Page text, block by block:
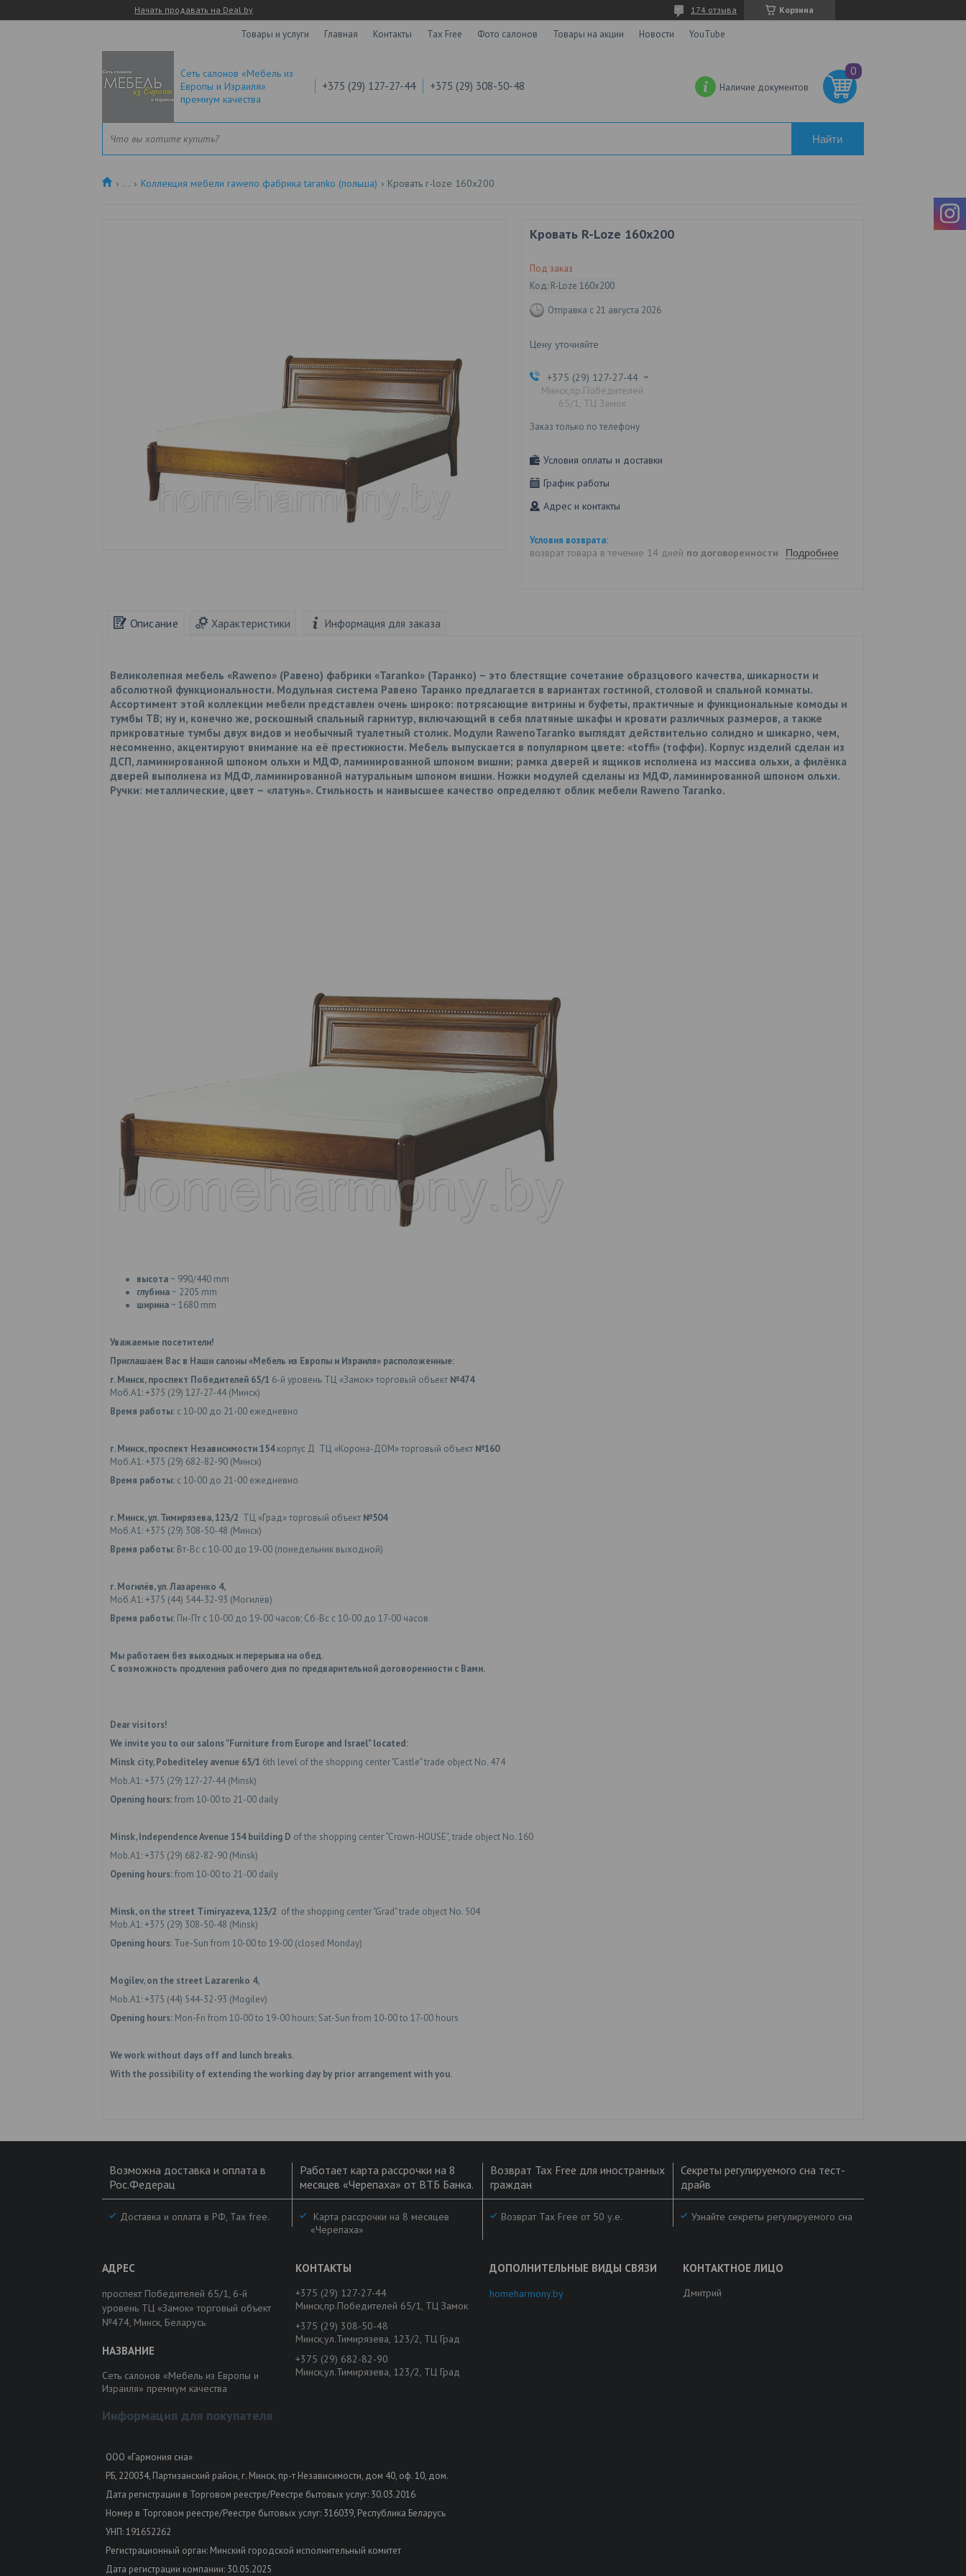
Начать продавать на Deal.by Корзина
174 отзыва
Товары и услуги Главная Контакты Tax Free Фото салонов Товары на акции Новости YouTube
Сеть салонов «Мебель из
Европы и Израиля»
премиум качества
+375 (29) 127-27-44 +375 (29) 308-50-48 Наличие документов
Найти
... Коллекция мебели raweno фабрика taranko (польша) Кровать r-loze 160x200
Кровать R-Loze 160x200
Под заказ
Код: R-Loze 160x200
Отправка с 21 августа 2026
Цену уточняйте
+375 (29) 127-27-44
Минск,пр.Победителей
65/1, ТЦ Замок
Заказ только по телефону
Условия оплаты и доставки
График работы
Адрес и контакты
возврат товара в течение 14 дней по договоренности Подробнее
Описание Характеристики Информация для заказа
Великолепная мебель «Raweno» (Равено) фабрики «Taranko» (Таранко) – это блестящие сочетание образцового качества, шикарности и
абсолютной функциональности. Модульная система Равено Таранко предлагается в вариантах гостиной, столовой и спальной комнаты.
Ассортимент этой коллекции мебели представлен очень широко: потрясающие витрины и буфеты, практичные и функциональные комоды и
тумбы ТВ; ну и, конечно же, роскошный спальный гарнитур, включающий в себя платяные шкафы и кровати различных размеров, а также
прикроватные тумбы двух видов и необычный туалетный столик. Модули RawenoTaranko выглядят действительно солидно и шикарно, чем,
несомненно, акцентируют внимание на её престижности. Мебель выпускается в популярном цвете: «toffi» (тоффи). Корпус изделий сделан из
ДСП, ламинированной шпоном ольхи и МДФ, ламинированной шпоном вишни; рамка дверей и ящиков исполнена из массива ольхи, а филёнка
дверей выполнена из МДФ, ламинированной натуральным шпоном вишни. Ножки модулей сделаны из МДФ, ламинированной шпоном ольхи.
Ручки: металлические, цвет – «латунь». Стильность и наивысшеe качество определяют облик мебели Raweno Taranko.
высота~ 990/440 mm
глубина~ 2205 mm
ширина~ 1680 mm
Уважаемые посетители!
Приглашаем Вас в Наши салоны «Мебель из Европы и Израиля» расположенные:
г. Минск, проспект Победителей 65/1 6-й уровень ТЦ «Замок» торговый объект №474
Моб.А1: +375 (29) 127-27-44 (Минск)
Время работы: с 10-00 до 21-00 ежедневно
г. Минск, проспект Независимости 154корпус Д ТЦ «Корона-ДОМ» торговый объект №160
Моб.А1: +375 (29) 682-82-90 (Минск)
Время работы: с 10-00 до 21-00 ежедневно
г. Минск, ул. Тимирязева, 123/2 ТЦ «Град» торговый объект №504
Моб.А1: +375 (29) 308-50-48 (Минск)
Время работы: Вт-Вс с 10-00 до 19-00 (понедельник выходной)
г. Могилёв, ул. Лазаренко 4,
Моб.А1: +375 (44) 544-32-93 (Могилёв)
Время работы: Пн-Пт с 10-00 до 19-00 часов; Сб-Вс с 10-00 до 17-00 часов
Мы работаем без выходных и перерыва на обед.
С возможность продления рабочего дня по предварительной договоренности с Вами.
Dear visitors!
We invite you to our salons "Furniture from Europe and Israel" located:
Minsk city, Pobediteley avenue 65/1 6th level of the shopping center "Castle" trade object No. 474
Mob.A1: +375 (29) 127-27-44 (Minsk)
Opening hours:from 10-00 to 21-00 daily
Minsk, Independence Avenue 154 building D of the shopping center “Crown-HOUSE”, trade object No. 160
Mob.A1: +375 (29) 682-82-90 (Minsk)
Opening hours:from 10-00 to 21-00 daily
Minsk,on the street Timiryazeva, 123/2 of the shopping center "Grad" trade object No. 504
Mob.A1: +375 (29) 308-50-48 (Minsk)
Opening hours: Tue-Sun from 10-00 to 19-00 (closed Monday)
Mogilev, on the street Lazarenko 4,
Mob.A1: +375 (44) 544-32-93 (Mogilev)
Opening hours: Mon-Fri from 10-00 to 19-00 hours; Sat-Sun from 10-00 to 17-00 hours
We work without days off and lunch breaks.
With the possibility of extending the working day by prior arrangement with you.
Возможна доставка и оплата в
Рос.Федерац
Доставка и оплата в РФ, Tax free.
Работает карта рассрочки на 8
месяцев «Черепаха» от ВТБ Банка.
Карта рассрочки на 8 месяцев
«Черепаха»
Возврат Tax Free для иностранных
граждан
Возврат Tax Free от 50 у.е.
Секреты регулируемого сна тест-
драйв
Узнайте секреты регулируемого сна
проспект Победителей 65/1, 6-й
уровень ТЦ «Замок» торговый объект
№474, Минск, Беларусь
Сеть салонов «Мебель из Европы и
Израиля» премиум качества
+375 (29) 127-27-44
Минск,пр.Победителей 65/1, ТЦ Замок
+375 (29) 308-50-48
Минск,ул.Тимирязева, 123/2, ТЦ Град
+375 (29) 682-82-90
Минск,ул.Тимирязева, 123/2, ТЦ Град
homeharmony.by Дмитрий
Информация для покупателя
ООО «Гармония сна»
РБ, 220034, Партизанский район, г. Минск, пр-т Независимости, дом 40, оф. 10, дом.
Дата регистрации в Торговом реестре/Реестре бытовых услуг: 30.03.2016
Номер в Торговом реестре/Реестре бытовых услуг: 316039, Республика Беларусь
УНП: 191652262
Регистрационный орган: Минский городской исполнительный комитет
Дата регистрации компании: 30.05.2025